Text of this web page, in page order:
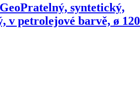
Pratelný, syntetický,
v petrolejové barvě, ø 120